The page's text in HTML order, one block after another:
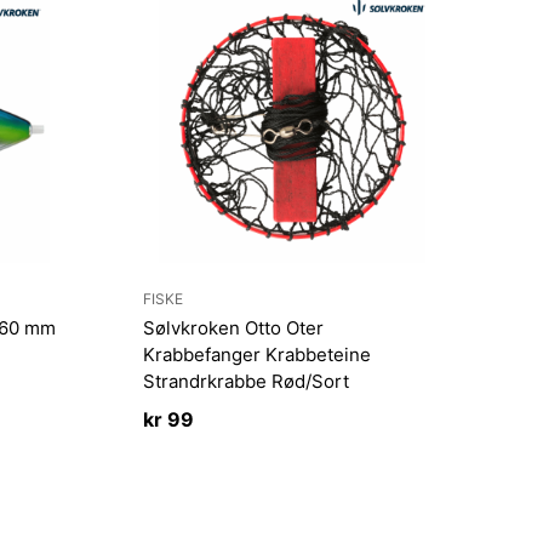
mm
FISKE
Sølvkroken Otto Oter
Krabbefanger Krabbeteine
Strandrkrabbe Rød/Sort
kr99